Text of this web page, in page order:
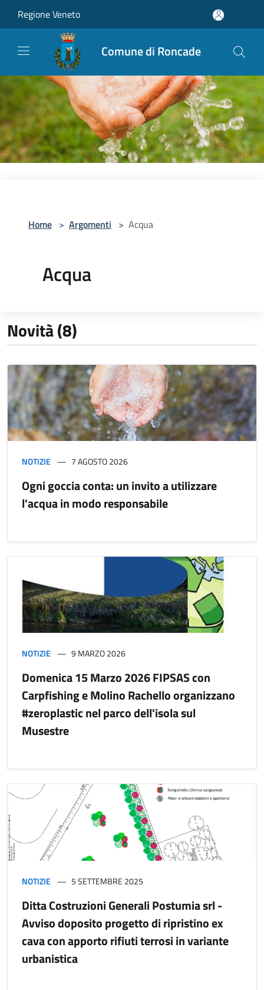
Regione Veneto
Comune di Roncade
Home > Argomenti > Acqua
Acqua
Novità (8)
NOTIZIE 7 AGOSTO 2026
Ogni goccia conta: un invito a utilizzare
l'acqua in modo responsabile
NOTIZIE 9 MARZO 2026
Domenica 15 Marzo 2026 FIPSAS con
Carpfishing e Molino Rachello organizzano
#zeroplastic nel parco dell'isola sul
Musestre
NOTIZIE 5 SETTEMBRE 2025
Ditta Costruzioni Generali Postumia srl -
Avviso doposito progetto di ripristino ex
cava con apporto rifiuti terrosi in variante
urbanistica